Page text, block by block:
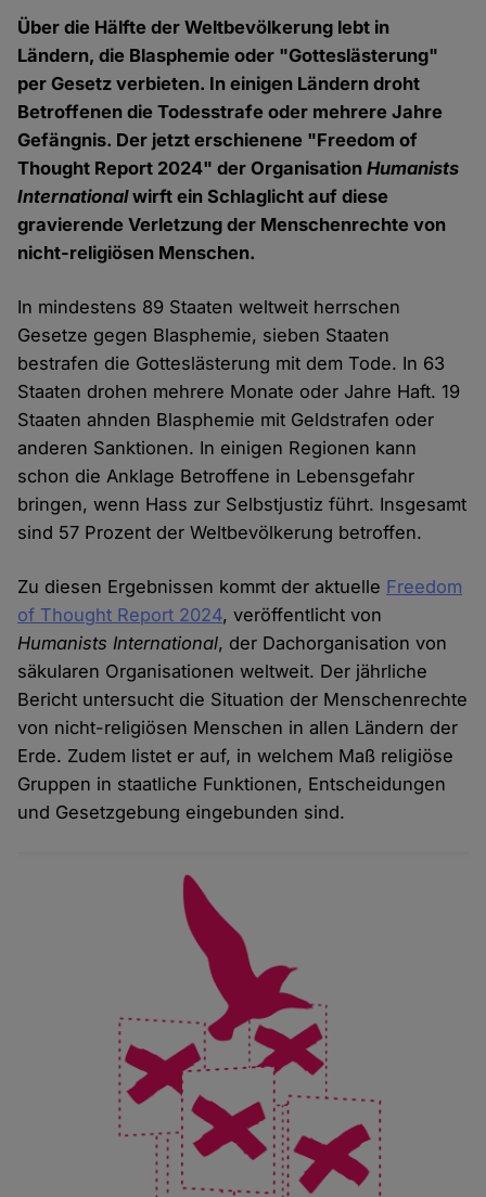
Über die Hälfte der Weltbevölkerung lebt in
Ländern, die Blasphemie oder "Gotteslästerung"
per Gesetz verbieten. In einigen Ländern droht
Betroffenen die Todesstrafe oder mehrere Jahre
Gefängnis. Der jetzt erschienene "Freedom of
Thought Report 2024" der OrganisationHumanists
Internationalwirft ein Schlaglicht auf diese
gravierende Verletzung der Menschenrechte von
nicht-religiösen Menschen.
In mindestens 89 Staaten weltweit herrschen
Gesetze gegen Blasphemie, sieben Staaten
bestrafen die Gotteslästerung mit dem Tode. In 63
Staaten drohen mehrere Monate oder Jahre Haft. 19
Staaten ahnden Blasphemie mit Geldstrafen oder
anderen Sanktionen. In einigen Regionen kann
schon die Anklage Betroffene in Lebensgefahr
bringen, wenn Hass zur Selbstjustiz führt. Insgesamt
sind 57 Prozent der Weltbevölkerung betroffen.
Zu diesen Ergebnissen kommt der aktuelle Freedom
of Thought Report 2024, veröffentlicht von
Humanists International, der Dachorganisation von
säkularen Organisationen weltweit. Der jährliche
Bericht untersucht die Situation der Menschenrechte
von nicht-religiösen Menschen in allen Ländern der
Erde. Zudem listet er auf, in welchem Maß religiöse
Gruppen in staatliche Funktionen, Entscheidungen
und Gesetzgebung eingebunden sind.